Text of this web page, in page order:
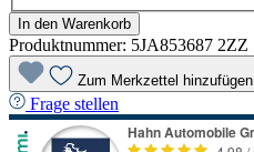
In den Warenkorb
Produktnummer: 5JA853687 2ZZ
Zum Merkzettel hinzufügen
Frage stellen